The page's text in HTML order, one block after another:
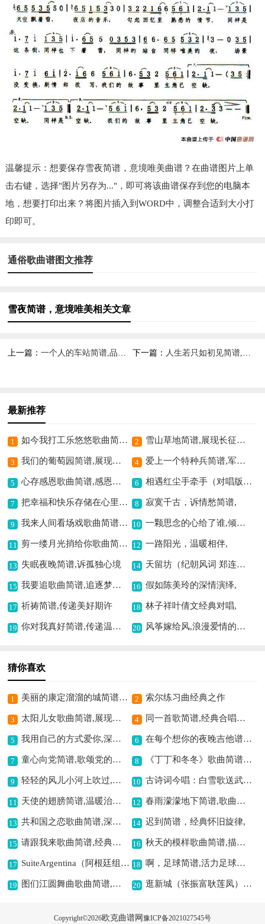
温馨提示：想要保存雪夜简谱，意境唯美曲谱？在曲谱图片上单
击右键，选择"图片另存为..."，即可将该曲谱保存到您的电脑本
地，想要打印出来？将图片插入到WORD中，调整合适到大小打
印即可。
通俗歌曲谱图文推荐
雪夜简谱，意境唯美相关文章
上一篇：一个人的车站简谱,品味孤独意境 下一篇： 人生若只如初见简谱,追忆美好初遇情
最新推荐
1 如今我打工乐悠悠歌曲简谱,展现打工愉悦心境 2 雪山草地简谱,展现长征豪情
3 我们的葡萄园简谱,展现田园之美 4 爱上一个特种兵简谱,军旅爱情之歌
5 心存感恩歌曲简谱,感恩之情的旋律 6 相遇红尘手牵手（对唱版）歌曲简谱,演绎浪漫的对唱情歌
7 把幸福和快乐存储在心里歌曲简谱,传递积极美好情感 8 寂寞千古，诉情愁简谱,
9 我来人间看场戏歌曲简谱,感悟人间百态情 10 一颗思念的心给了谁,倾诉无尽思念之情
11 剪一缕月光捎给你歌曲简谱,传递柔情与思念 12 一路阳光，温暖相伴,
13 失眠夜晚简谱,诉孤独心境 14 天留坊（纪朝风词 郑连叶曲）歌曲简谱,展现独特音乐风情
15 我要追歌曲简谱,追逐梦想之歌 16 假如陈美玲的深情演绎,
17 祈祷简谱,传递美好期许 18 林子祥叶倩文经典对唱,
19 你对我真好简谱,传递温暖情谊 20 风筝嫁给风,浪漫爱情的写照
猜你喜欢
1 美丽的康定溜溜的城简谱,展现康定独特风情 2 索尔练习曲经典之作
3 太阳儿女歌曲简谱,展现别样儿女情 4 同一首歌简谱,经典合唱旋律
5 我用自己的方式爱你,深情演绎别样爱意 6 在每个想你的夜晚吉他谱六线谱,思念夜晚的旋律
7 童心向党简谱,歌颂党的佳作 8 《丁丁和冬冬》歌曲简谱,童真童趣的旋律
9 轻轻的风儿小河上吹过,描绘静谧美好画面 10 古诗词今唱：白雪歌送武判官归京,再现塞外送别景
11 天使的翅膀简谱,温暖治愈的旋律 12 春雨濛濛地下简谱,歌曲意境超美
13 共和国之恋歌曲简谱,深情演绎爱国情 14 迟到简谱，经典怀旧旋律,
15 请跟我来歌曲简谱,经典的二重唱歌曲 16 秋天的模样歌曲简谱,描绘秋景的旋律
17 SuiteArgentina（阿根廷组曲No.2）钢琴谱,感受阿根廷风情 18 啊，足球简谱,活力足球之歌
19 图们江圆舞曲歌曲简谱,展现江畔风情 20 逛新城（张振富耿莲凤）歌曲简谱,展现藏族新生活
Copyright©2026欧克曲谱网 豫ICP备2021027545号